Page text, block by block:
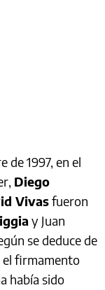
1997, en el
Diego
Vivasfueron
y Juan
se deduce de
el firmamento
había sido